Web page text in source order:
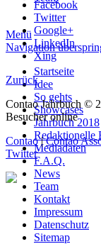
Menü
Navigation
Startseite
Idee
So gehts
Showcases
Jahrbuch 2018
Redaktionelle
Mediadaten
F.A.Q.
News
Team
Kontakt
Impressum
Datenschutz
Sitemap
Facebook
Twitter
Google+
LinkedIn
Xing
Zurück
Contao Jahrbuch ©
Besucher online
Contao|Contao
Twitter